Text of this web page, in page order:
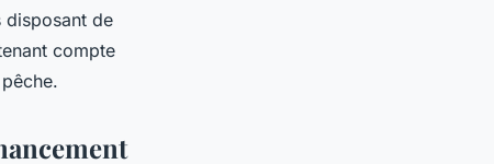
disposant de
compte